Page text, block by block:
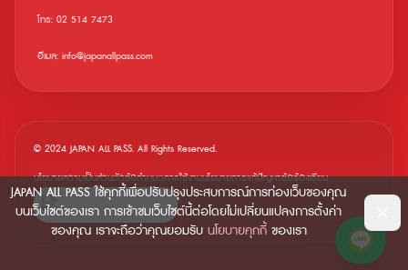
JAPAN ALL PASS ใช้คุกกี้เพื่อปรับปรุงประสบการณ์การท่องเว็บของคุณ
บนเว็บไซต์ของเรา การเข้าชมเว็บไซต์นี้ต่อโดยไม่เปลี่ยนแปลงการตั้งค่า
ของคุณ เราจะถือว่าคุณยอมรับ นโยบายคุกกี้ ของเรา
โทร: 02 514 7473
อีเมล: info@japanallpass.com
© 2024 JAPAN ALL PASS. All Rights Reserved.
นโยบายความเป็นส่วนตัวข้อกำหนดการใช้งานนโยบายการแก้ปัญหาข้อร้องเรียน